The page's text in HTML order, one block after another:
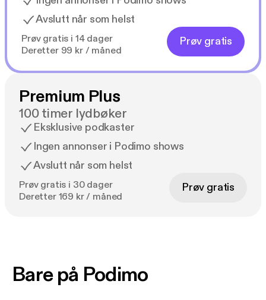
Avslutt når som helst
Prøv gratis i 14 dager
Deretter 99 kr / måned
Prøv gratis
Premium Plus
100 timer lydbøker
Eksklusive podkaster
Ingen annonser i Podimo shows
Avslutt når som helst
Prøv gratis i 30 dager
Deretter 169 kr / måned
Prøv gratis
Bare på Podimo